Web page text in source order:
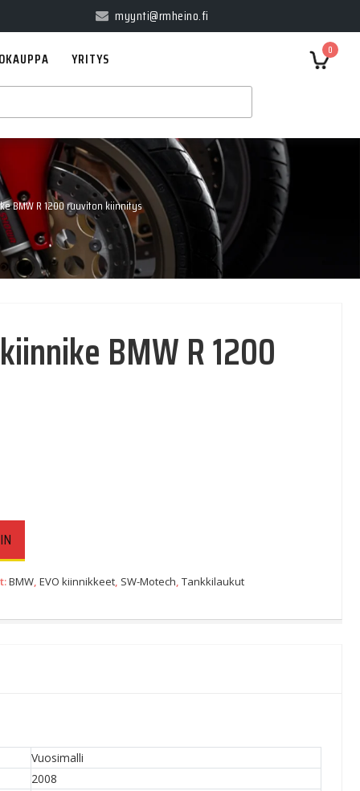
myynti@rmheino.fi
0
YRITYS
BMW R 1200 ruuviton kiinnitys
BMW R 1200
BMW ,EVO kiinnikkeet SW-Motech ,Tankkilaukut
Vuosimalli
2008